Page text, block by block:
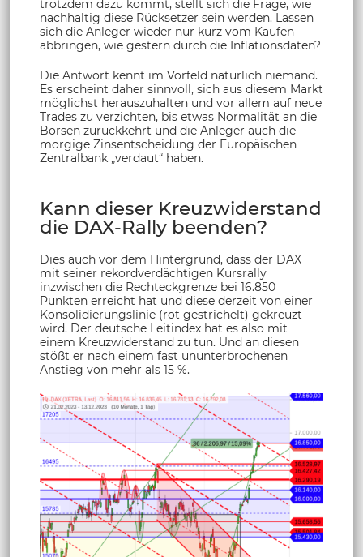
trotzdem dazu kommt, stellt sich die Frage, wie
nachhaltig diese Rücksetzer sein werden. Lassen
sich die Anleger wieder nur kurz vom Kaufen
abbringen, wie gestern durch die Inflationsdaten?
Die Antwort kennt im Vorfeld natürlich niemand.
Es erscheint daher sinnvoll, sich aus diesem Markt
möglichst herauszuhalten und vor allem auf neue
Trades zu verzichten, bis etwas Normalität an die
Börsen zurückkehrt und die Anleger auch die
morgige Zinsentscheidung der Europäischen
Zentralbank „verdaut“ haben.
Kann dieser Kreuzwiderstand
die DAX-Rally beenden?
Dies auch vor dem Hintergrund, dass der DAX
mit seiner rekordverdächtigen Kursrally
inzwischen die Rechteckgrenze bei 16.850
Punkten erreicht hat und diese derzeit von einer
Konsolidierungslinie (rot gestrichelt) gekreuzt
wird. Der deutsche Leitindex hat es also mit
einem Kreuzwiderstand zu tun. Und an diesen
stößt er nach einem fast ununterbrochenen
Anstieg von mehr als 15 %.